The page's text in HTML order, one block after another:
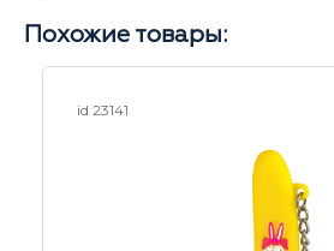
Похожие товары:
id 25039